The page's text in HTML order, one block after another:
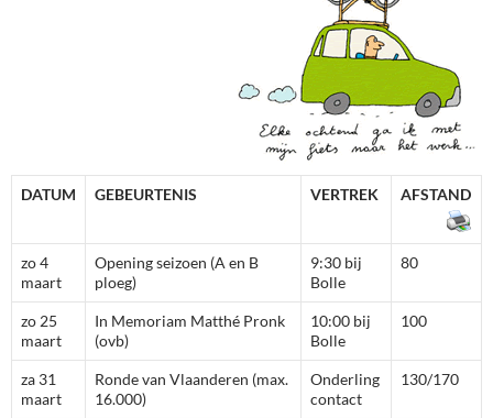
DATUM GEBEURTENIS VERTREK AFSTAND
zo 4
maart
Opening seizoen (A en B
ploeg)
9:30 bij
Bolle
80
zo 25
maart
In Memoriam Matthé Pronk
(ovb)
10:00 bij
Bolle
100
za 31
maart
Ronde van Vlaanderen (max.
16.000)
Onderling
contact
130/170